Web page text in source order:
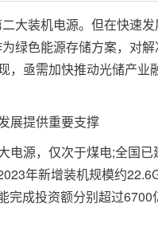
装机电源。但在快速发
绿色能源存储方案，对
，亟需加快推动光储产业
展提供重要支撑
源，仅次于煤电;全国已
年新增装机规模约
完成投资额分别超过6700